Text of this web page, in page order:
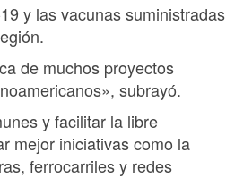
y las vacunas suministradas
de muchos proyectos
subrayó.
y facilitar la libre
mejor iniciativas como la
ferrocarriles y redes